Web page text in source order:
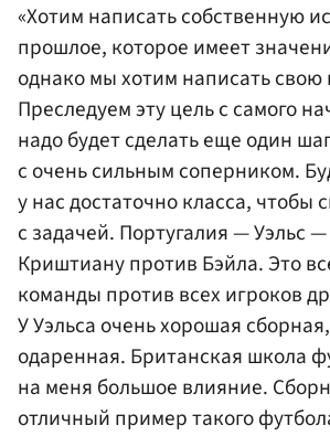
«Хотим написать собственную
прошлое, которое имеет
однако мы хотим написать свою
Преследуем эту цель с самого
надо будет сделать еще один
с очень сильным соперником.
у нас достаточно класса, чтобы
с задачей. Португалия — Уэльс
Криштиану против Бэйла. Это
команды против всех игроков
У Уэльса очень хорошая
одаренная. Британская школа
на меня большое влияние.
отличный пример такого